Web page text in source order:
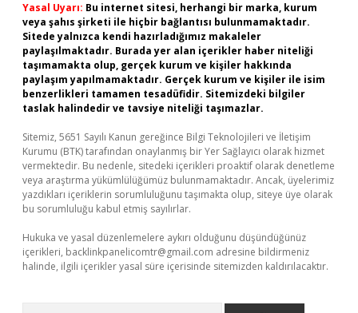
Yasal Uyarı: Bu internet sitesi, herhangi bir marka, kurum
veya şahıs şirketi ile hiçbir bağlantısı bulunmamaktadır.
Sitede yalnızca kendi hazırladığımız makaleler
paylaşılmaktadır. Burada yer alan içerikler haber niteliği
taşımamakta olup, gerçek kurum ve kişiler hakkında
paylaşım yapılmamaktadır. Gerçek kurum ve kişiler ile isim
benzerlikleri tamamen tesadüfidir. Sitemizdeki bilgiler
taslak halindedir ve tavsiye niteliği taşımazlar.
Sitemiz, 5651 Sayılı Kanun gereğince Bilgi Teknolojileri ve İletişim
Kurumu (BTK) tarafından onaylanmış bir Yer Sağlayıcı olarak hizmet
vermektedir. Bu nedenle, sitedeki içerikleri proaktif olarak denetleme
veya araştırma yükümlülüğümüz bulunmamaktadır. Ancak, üyelerimiz
yazdıkları içeriklerin sorumluluğunu taşımakta olup, siteye üye olarak
bu sorumluluğu kabul etmiş sayılırlar.
Hukuka ve yasal düzenlemelere aykırı olduğunu düşündüğünüz
içerikleri, backlinkpanelicomtr@gmail.com adresine bildirmeniz
halinde, ilgili içerikler yasal süre içerisinde sitemizden kaldırılacaktır.